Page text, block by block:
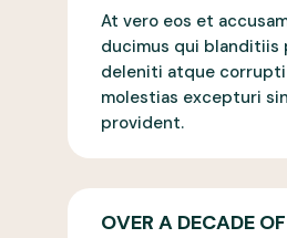
At vero eos et
ducimus qui blanditiis
deleniti atque
molestias excepturi
provident.
OVER A DECADE